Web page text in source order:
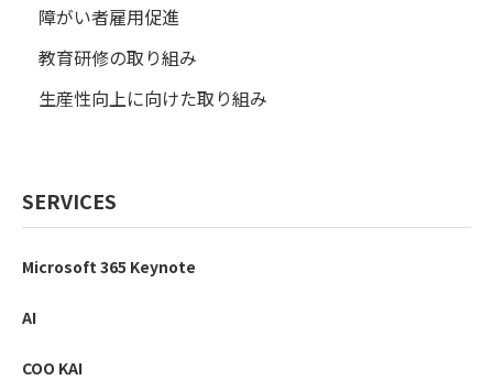
障がい者雇用促進
教育研修の取り組み
生産性向上に向けた取り組み
SERVICES
Microsoft 365 Keynote
AI
COO KAI